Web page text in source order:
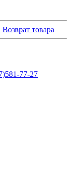
Возврат товара
77-27